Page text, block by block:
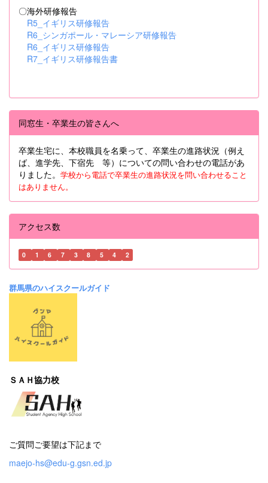
〇海外研修報告
R5_イギリス研修報告
R6_シンガポール・マレーシア研修報告
R6_イギリス研修報告
R7_イギリス研修報告書
同窓生・卒業生の皆さんへ
卒業生宅に、本校職員を名乗って、卒業生の進路状況（例え
ば、進学先、下宿先 等）についての問い合わせの電話があ
りました。 学校から電話で卒業生の進路状況を問い合わせること
はありません。
アクセス数
0 1 6 7 3 8 5 4 2
群馬県のハイスクールガイド
ＳＡＨ協力校
ご質問ご要望は下記まで
maejo-hs@edu-g.gsn.ed.jp